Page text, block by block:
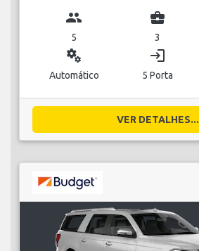
group
5
business_center
3
miscellaneous_services
Automático
login
5 Porta
VER DETALHES...